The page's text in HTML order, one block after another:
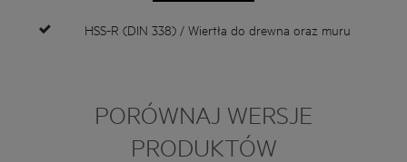
HSS-R (DIN 338) / Wiertła do drewna oraz muru
PORÓWNAJ WERSJE
PRODUKTÓW